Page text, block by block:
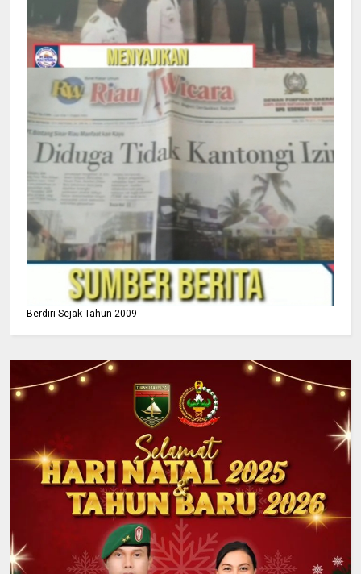
Berdiri Sejak Tahun 2009